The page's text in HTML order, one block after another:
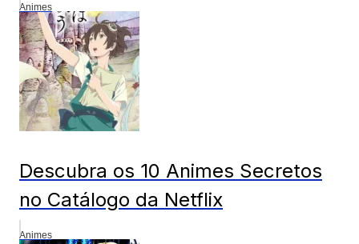
Animes
Descubra os 10 Animes Secretos
no Catálogo da Netflix
Animes